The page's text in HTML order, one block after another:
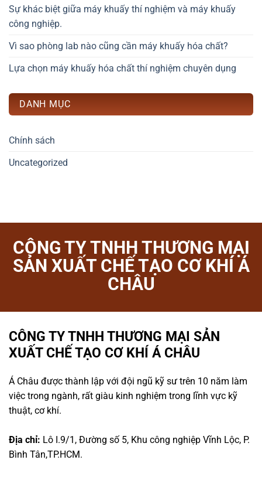
Sự khác biệt giữa máy khuấy thí nghiệm và máy khuấy
công nghiệp.
Vì sao phòng lab nào cũng cần máy khuấy hóa chất?
Lựa chọn máy khuấy hóa chất thí nghiệm chuyên dụng
DANH MỤC
Chính sách
Uncategorized
CÔNG TY TNHH THƯƠNG MẠI
SẢN XUẤT CHẾ TẠO CƠ KHÍ Á
CHÂU
CÔNG TY TNHH THƯƠNG MẠI SẢN
XUẤT CHẾ TẠO CƠ KHÍ Á CHÂU
Á Châu được thành lập với đội ngũ kỹ sư trên 10 năm làm
việc trong ngành, rất giàu kinh nghiệm trong lĩnh vực kỹ
thuật, cơ khí.
Địa chỉ: Lô I.9/1, Đường số 5, Khu công nghiệp Vĩnh Lộc, P.
Bình Tân,TP.HCM.